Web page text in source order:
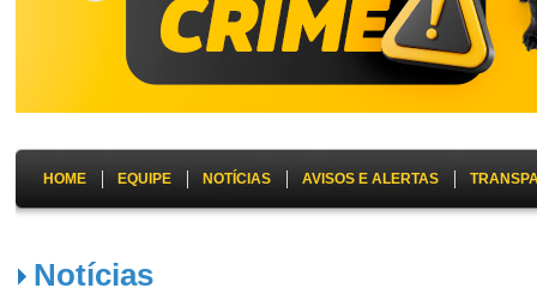
HOME EQUIPE NOTÍCIAS AVISOS E ALERTAS
Notícias